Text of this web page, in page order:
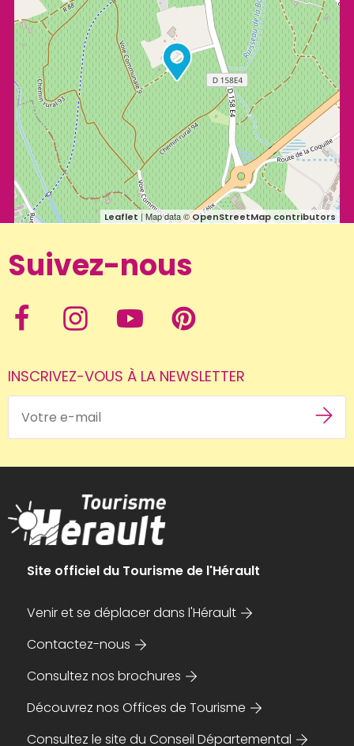
Leaflet | Map data ©OpenStreetMap contributors
Suivez-nous
INSCRIVEZ-VOUS À LA NEWSLETTER
Site officiel du Tourisme de l'Hérault
Venir et se déplacer dans l'Hérault
Contactez-nous
Consultez nos brochures
Découvrez nos Offices de Tourisme
Consultez le site du Conseil Départemental